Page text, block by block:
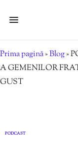
Prima pagină»Blog»
A GEMENILOR
GUST
PODCAST